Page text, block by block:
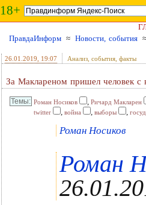
18+
ПравдаИнформ ≈ Новости, события ≈
26.01.2019 , 19:07 Анализ, события, факты
За Маклареном пришел человек с
Роман Носиков , Ричард Макларен
twitter
, война , выборы ,
Роман Носиков
Роман